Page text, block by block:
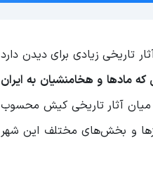
تاریخی زیادی برای دیدن دارد
سال پیش، زمانی که مادها و هخامنشیان به ایران
آثار تاریخی کیش محسوب
و بخش‌های مختلف این شهر